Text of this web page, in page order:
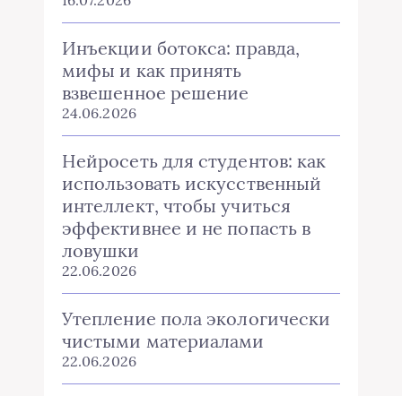
Инъекции ботокса: правда,
мифы и как принять
взвешенное решение
24.06.2026
Нейросеть для студентов: как
использовать искусственный
интеллект, чтобы учиться
эффективнее и не попасть в
ловушки
22.06.2026
Утепление пола экологически
чистыми материалами
22.06.2026